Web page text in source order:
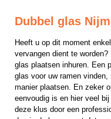
Dubbel glas
Heeft u op dit moment
vervangen dient te
glas plaatsen inhuren. Een
glas voor uw ramen
manier plaatsen. En zeker
eenvoudig is en hier veel
deze klus door een